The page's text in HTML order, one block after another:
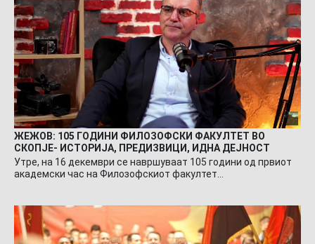
ЖЕЖОВ: 105 ГОДИНИ ФИЛОЗОФСКИ ФАКУЛТЕТ ВО
СКОПЈЕ- ИСТОРИЈА, ПРЕДИЗВИЦИ, ИДНА ДЕЈНОСТ
Утре, на 16 декември се навршуваат 105 години од првиот
академски час на Филозофскиот факултет…